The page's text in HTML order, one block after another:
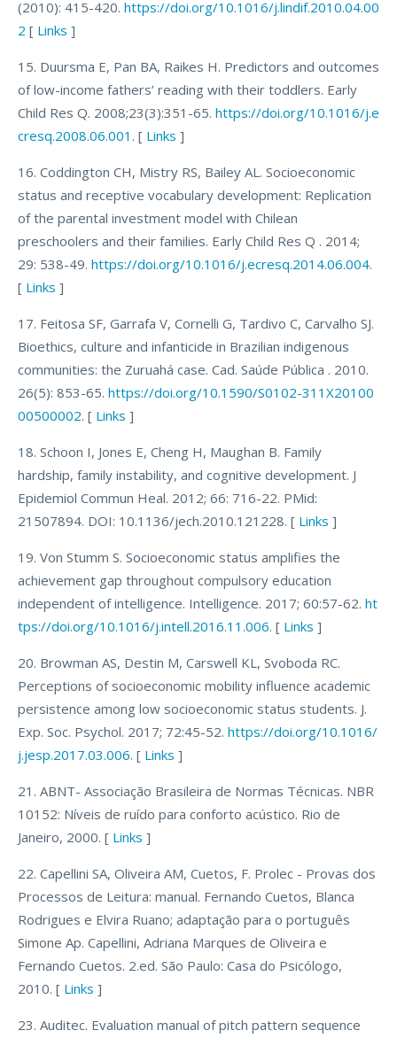
(2010): 415-420. https://doi.org/10.1016/j.lindif.2010.04.00
2 [ Links ]
15. Duursma E, Pan BA, Raikes H. Predictors and outcomes
of low-income fathers’ reading with their toddlers. Early
Child Res Q. 2008;23(3):351-65. https://doi.org/10.1016/j.e
cresq.2008.06.001 . [ Links ]
16. Coddington CH, Mistry RS, Bailey AL. Socioeconomic
status and receptive vocabulary development: Replication
of the parental investment model with Chilean
preschoolers and their families. Early Child Res Q . 2014;
29: 538-49. https://doi.org/10.1016/j.ecresq.2014.06.004.
[ Links ]
17. Feitosa SF, Garrafa V, Cornelli G, Tardivo C, Carvalho SJ.
Bioethics, culture and infanticide in Brazilian indigenous
communities: the Zuruahá case. Cad. Saúde Pública . 2010.
26(5): 853-65. https://doi.org/10.1590/S0102-311X20100
00500002. [ Links ]
18. Schoon I, Jones E, Cheng H, Maughan B. Family
hardship, family instability, and cognitive development. J
Epidemiol Commun Heal. 2012; 66: 716-22. PMid:
21507894. DOI: 10.1136/jech.2010.121228. [ Links ]
19. Von Stumm S. Socioeconomic status amplifies the
achievement gap throughout compulsory education
independent of intelligence. Intelligence. 2017; 60:57-62. ht
tps://doi.org/10.1016/j.intell.2016.11.006. [ Links ]
20. Browman AS, Destin M, Carswell KL, Svoboda RC.
Perceptions of socioeconomic mobility influence academic
persistence among low socioeconomic status students. J.
Exp. Soc. Psychol. 2017; 72:45-52. https://doi.org/10.1016/
j.jesp.2017.03.006. [ Links ]
21. ABNT- Associação Brasileira de Normas Técnicas. NBR
10152: Níveis de ruído para conforto acústico. Rio de
Janeiro, 2000. [ Links ]
22. Capellini SA, Oliveira AM, Cuetos, F. Prolec - Provas dos
Processos de Leitura: manual. Fernando Cuetos, Blanca
Rodrigues e Elvira Ruano; adaptação para o português
Simone Ap. Capellini, Adriana Marques de Oliveira e
Fernando Cuetos. 2.ed. São Paulo: Casa do Psicólogo,
2010. [ Links ]
23. Auditec. Evaluation manual of pitch pattern sequence